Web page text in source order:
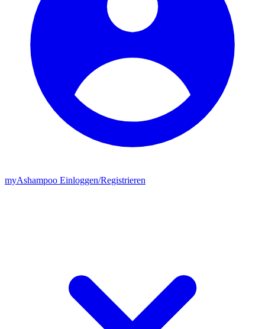
myAshampoo Einloggen/Registrieren